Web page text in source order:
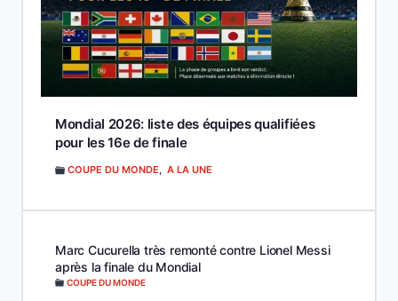
Mondial 2026: liste des équipes qualifiées
pour les 16e de finale
COUPE DU MONDE, A LA UNE
Marc Cucurella très remonté contre Lionel Messi
après la finale du Mondial
COUPE DU MONDE